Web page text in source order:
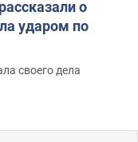
о
ударом по
своего дела